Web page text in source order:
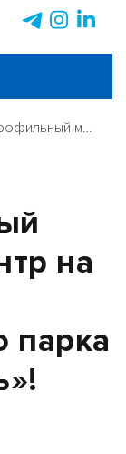
Современный многопрофильный медицинский центр на территории ...
на
парка